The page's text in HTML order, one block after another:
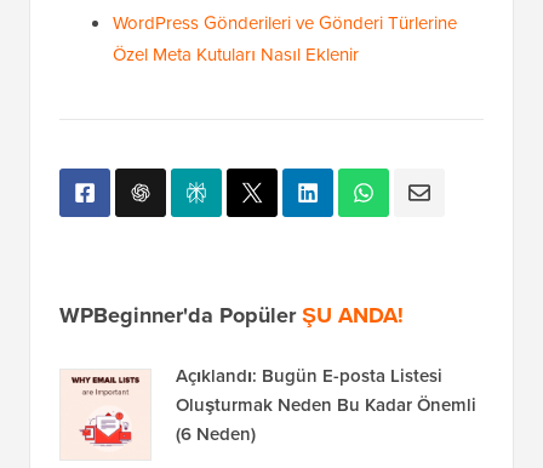
WordPress Gönderileri ve Gönderi Türlerine
Özel Meta Kutuları Nasıl Eklenir
WPBeginner'da PopülerŞU ANDA!
Açıklandı: Bugün E-posta Listesi
Oluşturmak Neden Bu Kadar Önemli
(6 Neden)